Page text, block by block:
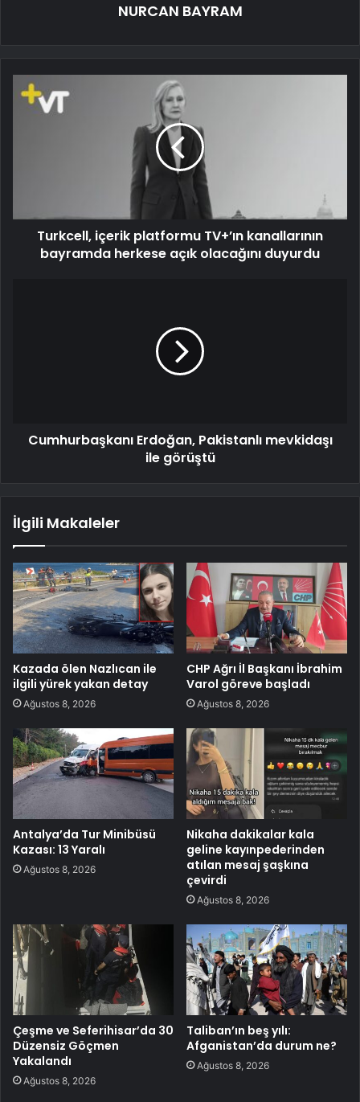
NURCAN BAYRAM
Turkcell, içerik platformu TV+’ın kanallarının
bayramda herkese açık olacağını duyurdu
Cumhurbaşkanı Erdoğan, Pakistanlı mevkidaşı
ile görüştü
İlgili Makaleler
Kazada ölen Nazlıcan ile
ilgili yürek yakan detay
Ağustos 8, 2026
CHP Ağrı İl Başkanı İbrahim
Varol göreve başladı
Ağustos 8, 2026
Antalya’da Tur Minibüsü
Kazası: 13 Yaralı
Ağustos 8, 2026
Nikaha dakikalar kala
geline kayınpederinden
atılan mesaj şaşkına
çevirdi
Ağustos 8, 2026
Çeşme ve Seferihisar’da 30
Düzensiz Göçmen
Yakalandı
Ağustos 8, 2026
Taliban’ın beş yılı:
Afganistan’da durum ne?
Ağustos 8, 2026